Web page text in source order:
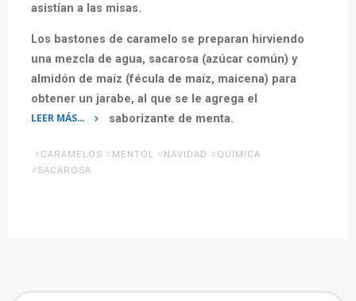
asistían a las misas.
Los bastones de caramelo se preparan hirviendo
una mezcla de agua, sacarosa (azúcar común) y
almidón de maíz (fécula de maíz, maicena) para
obtener un jarabe, al que se le agrega el
saborizante de menta.
LEER MÁS…
Química
de
# CARAMELOS # MENTOL # NAVIDAD # QUÍMICA
# SACAROSA